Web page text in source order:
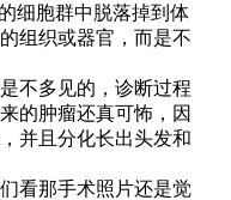
细胞群中脱落掉到体
组织或器官，而是不
不多见的，诊断过程
的肿瘤还真可怖，因
并且分化长出头发和
看那手术照片还是觉